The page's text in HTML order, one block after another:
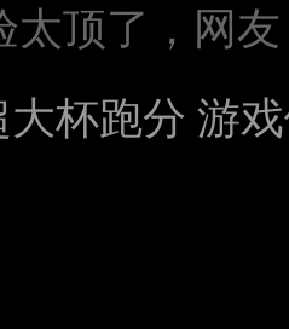
太顶了，网